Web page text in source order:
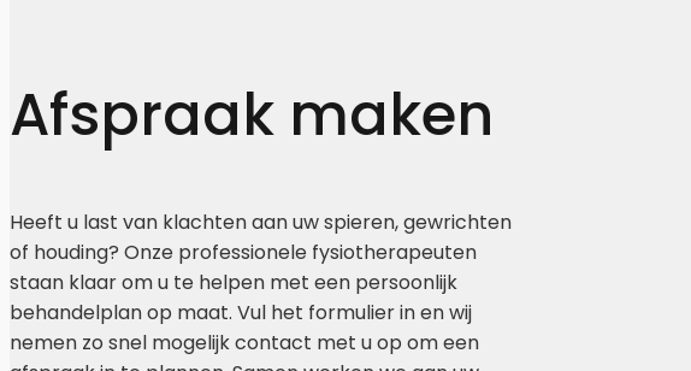
Afspraak maken
Heeft u last van klachten aan uw spieren, gewrichten
of houding? Onze professionele fysiotherapeuten
staan klaar om u te helpen met een persoonlijk
behandelplan op maat. Vul het formulier in en wij
nemen zo snel mogelijk contact met u op om een